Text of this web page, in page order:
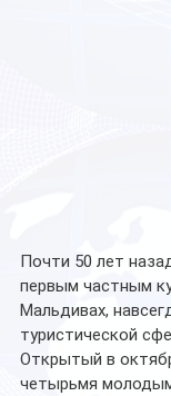
Почти 50 лет
первым частным
Мальдивах,
туристической
Открытый в
четырьмя